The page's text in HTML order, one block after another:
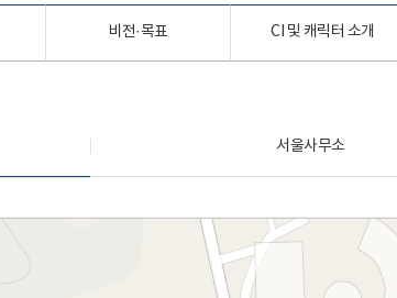
비전·목표 CI 및 캐릭터 소개
서울사무소